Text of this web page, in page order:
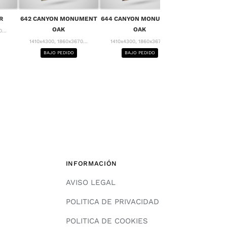
642 CANYON MONUMENT
OAK
1410x4300, 1860x3670...
BAJO PEDIDO
644 CANYON MONUMENT
OAK
1410x4300, 1860x3670...
BAJO PEDIDO
INFORMACIÓN
AVISO LEGAL
POLITICA DE PRIVACIDAD
POLITICA DE COOKIES